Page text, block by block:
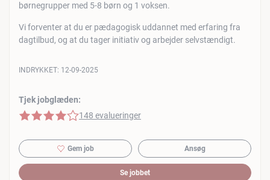
børnegrupper med 5-8 børn og 1 voksen.
Vi forventer at du er pædagogisk uddannet med erfaring fra
dagtilbud, og at du tager initiativ og arbejder selvstændigt.
Tjek jobglæden:
4 af 5 stjerner
148 evalueringer
INDRYKKET: 12-09-2025
Gem job Ansøg
Se jobbet